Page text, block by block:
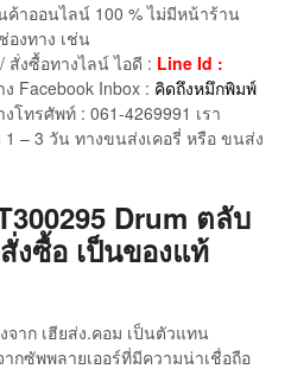
ค้าออนไลน์ 100 % ไม่มีหน้าร้าน
งทาง เช่น
/ สั่งซื้อทางไลน์ ไอดี : Line Id :
Facebook Inbox : คิดถึงหมึกพิมพ์
โทรศัพท์ : 061-4269991 เรา
– 3 วัน ทางขนส่งเคอรี่ หรือ ขนส่ง
Drum ตลับ
ซื้อ เป็นของแท้
าก เฮียส่ง.คอม เป็นตัวแทน
กซัพพลายเออร์ที่มีความน่าเชื่อถือ